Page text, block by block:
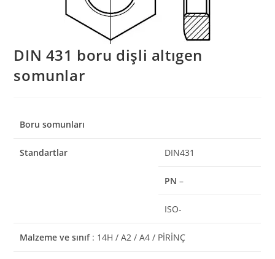
DIN 431 boru dişli altıgen
somunlar
Boru somunları
Standartlar DIN431
PN –
ISO-
Malzeme ve sınıf: 14H / A2 / A4 / PİRİNÇ